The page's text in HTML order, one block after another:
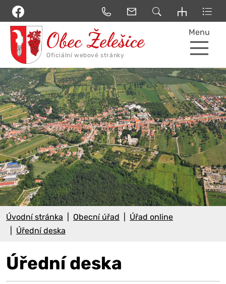
Menu
Úvodní stránka Obecní úřad
Úřad online
Úřední deska
Úřední deska